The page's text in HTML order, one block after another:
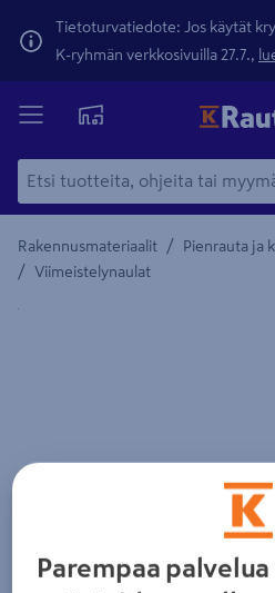
Tietoturvatiedote: Jos käytät
K-ryhmän verkkosivuilla 27.7.,
Rakennusmateriaalit / Pienrauta ja
/ Viimeistelynaulat
Yksityiskohtainen kuvaus
Parempaa palvelua